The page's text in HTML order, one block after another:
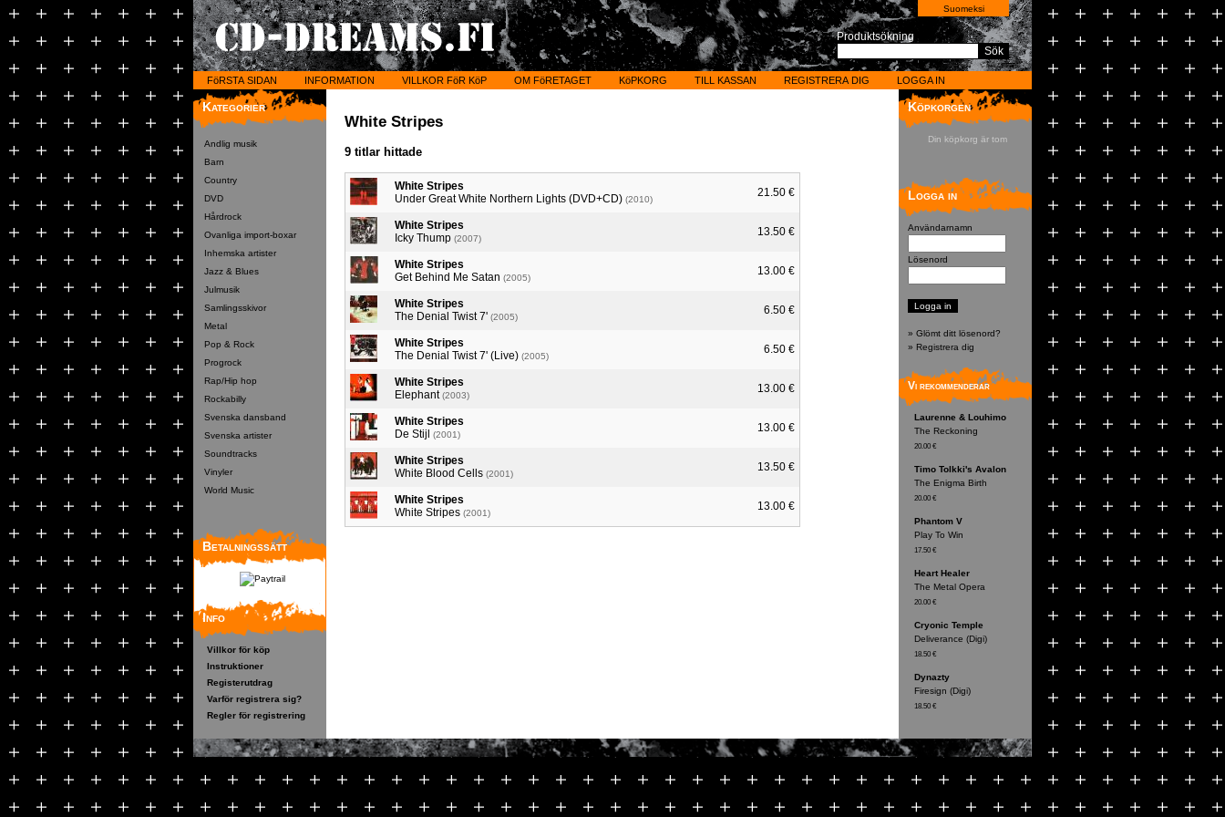
Suomeksi
Produktsökning
Sök
FöRSTA SIDAN INFORMATION VILLKOR FöR KöP OM FöRETAGET KöPKORG TILL KASSAN REGISTRERA DIG LOGGA IN
Kategorier
Andlig musik
Barn
Country
DVD
Hårdrock
Ovanliga import-boxar
Inhemska artister
Jazz & Blues
Julmusik
Samlingsskivor
Metal
Pop & Rock
Progrock
Rap/Hip hop
Rockabilly
Svenska dansband
Svenska artister
Soundtracks
Vinyler
World Music
Betalningssätt
Info
Villkor för köp
Instruktioner
Registerutdrag
Varför registrera sig?
Regler för registrering
White Stripes
9 titlar hittade
White Stripes
Under Great White Northern Lights (DVD+CD) (2010)
21.50 €
White Stripes
Icky Thump (2007)
13.50 €
White Stripes
Get Behind Me Satan (2005)
13.00 €
White Stripes
The Denial Twist 7' (2005)
6.50 €
White Stripes
The Denial Twist 7' (Live) (2005)
6.50 €
White Stripes
Elephant(2003)
13.00 €
White Stripes
De Stijl
(2001)
13.00 €
White Stripes
White Blood Cells (2001)
13.50 €
White Stripes
White Stripes (2001)
13.00 €
Köpkorgen
Din köpkorg är tom
Logga in
Användarnamn
Lösenord
» Glömt ditt lösenord?
» Registrera dig
Vi rekommenderar
Laurenne & Louhimo
The Reckoning
20.00 €
Timo Tolkki's Avalon
The Enigma Birth
20.00 €
Phantom V
Play To Win
17.50 €
Heart Healer
The Metal Opera
20.00 €
Cryonic Temple
Deliverance (Digi)
18.50 €
Dynazty
Firesign (Digi)
18.50 €